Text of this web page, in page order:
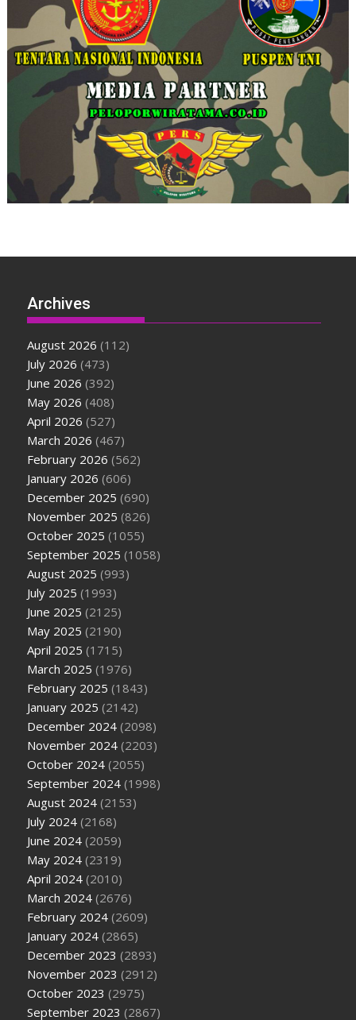
Archives
August 2026 (112)
July 2026 (473)
June 2026 (392)
May 2026 (408)
April 2026 (527)
March 2026 (467)
February 2026 (562)
January 2026 (606)
December 2025 (690)
November 2025 (826)
October 2025 (1055)
September 2025 (1058)
August 2025 (993)
July 2025 (1993)
June 2025 (2125)
May 2025 (2190)
April 2025 (1715)
March 2025 (1976)
February 2025 (1843)
January 2025 (2142)
December 2024 (2098)
November 2024 (2203)
October 2024 (2055)
September 2024 (1998)
August 2024 (2153)
July 2024 (2168)
June 2024 (2059)
May 2024 (2319)
April 2024 (2010)
March 2024 (2676)
February 2024 (2609)
January 2024 (2865)
December 2023 (2893)
November 2023 (2912)
October 2023 (2975)
September 2023 (2867)